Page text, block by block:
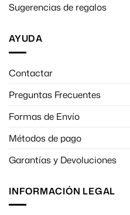
Sugerencias de regalos
AYUDA
Contactar
Preguntas Frecuentes
Formas de Envío
Métodos de pago
Garantías y Devoluciones
INFORMACIÓN LEGAL